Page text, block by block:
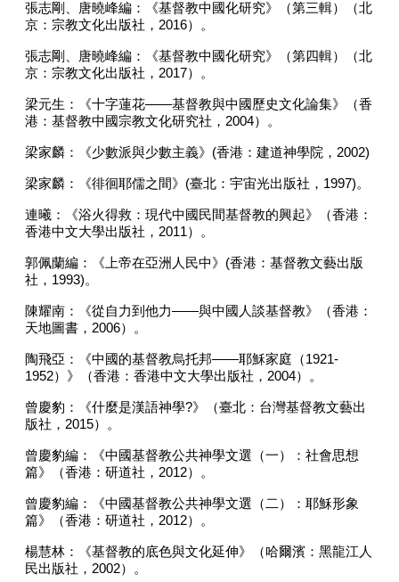
張志剛、唐曉峰編：《基督教中國化研究》（第三輯）（北
京：宗教文化出版社， 2016）。
張志剛、唐曉峰編：《基督教中國化研究》（第四輯）（北
京：宗教文化出版社， 2017）。
梁元生：《十字蓮花——基督教與中國歷史文化論集》（香
港：基督教中國宗教文化研究社， 2004）。
梁家麟：《少數派與少數主義》 (香港：建道神學院， 2002)
梁家麟：《徘徊耶儒之間》 (臺北：宇宙光出版社， 1997)。
連曦：《浴火得救：現代中國民間基督教的興起》（香港：
香港中文大學出版社， 2011）。
郭佩蘭編：《上帝在亞洲人民中》 (香港：基督教文藝出版
社， 1993)。
陳耀南：《從自力到他力——與中國人談基督教》（香港：
天地圖書， 2006）。
陶飛亞：《中國的基督教烏托邦——耶穌家庭（1921-
1952）》（香港：香港中文大學出版社， 2004）。
曾慶豹：《什麼是漢語神學?》（臺北：台灣基督教文藝出
版社， 2015）。
曾慶豹編：《中國基督教公共神學文選（一）：社會思想
篇》（香港：研道社， 2012）。
曾慶豹編：《中國基督教公共神學文選（二）：耶穌形象
篇》（香港：研道社， 2012）。
楊慧林：《基督教的底色與文化延伸》（哈爾濱：黑龍江人
民出版社， 2002）。